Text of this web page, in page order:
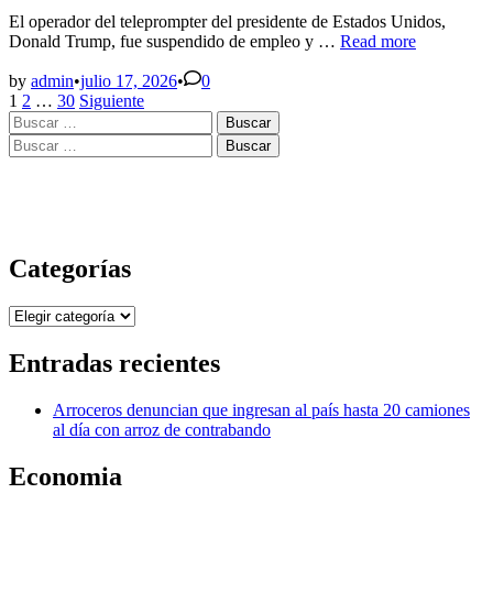
elección
en
El operador del teleprompter del presidente de Estados Unidos,
Donald Trump, fue suspendido de empleo y … ¿Cómo
Read more
by admin•julio 17, 2026• 0
Paginación
de
entradas
1 2 … 30 Siguiente
Buscar:
Buscar:
Categorías
Categorías
Entradas recientes
Arroceros denuncian que ingresan al país hasta 20 camiones
al día con arroz de contrabando
Economia